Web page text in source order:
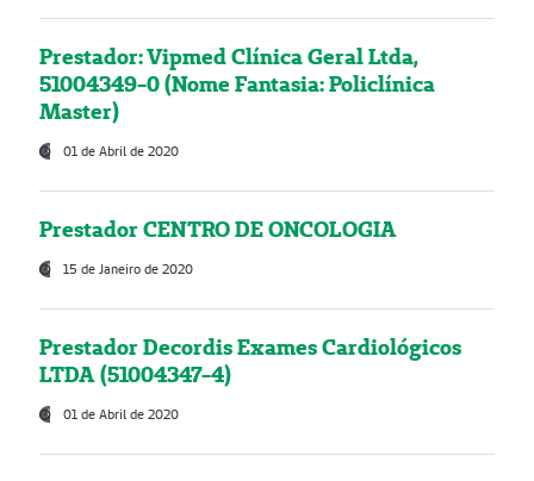
Prestador: Vipmed Clínica Geral Ltda,
51004349-0 (Nome Fantasia: Policlínica
Master)
01 de Abril de 2020
Prestador CENTRO DE ONCOLOGIA
15 de Janeiro de 2020
Prestador Decordis Exames Cardiológicos
LTDA (51004347-4)
01 de Abril de 2020